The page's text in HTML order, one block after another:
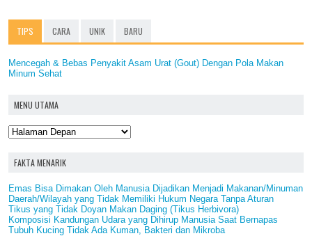
TIPS CARA UNIK BARU
Mencegah & Bebas Penyakit Asam Urat (Gout) Dengan Pola Makan
Minum Sehat
MENU UTAMA
FAKTA MENARIK
Emas Bisa Dimakan Oleh Manusia Dijadikan Menjadi Makanan/Minuman
Daerah/Wilayah yang Tidak Memiliki Hukum Negara Tanpa Aturan
Tikus yang Tidak Doyan Makan Daging (Tikus Herbivora)
Komposisi Kandungan Udara yang Dihirup Manusia Saat Bernapas
Tubuh Kucing Tidak Ada Kuman, Bakteri dan Mikroba